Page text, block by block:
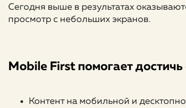
Сегодня выше в результатах
просмотр с небольших экранов.
Mobile First помогает
Контент на мобильной и